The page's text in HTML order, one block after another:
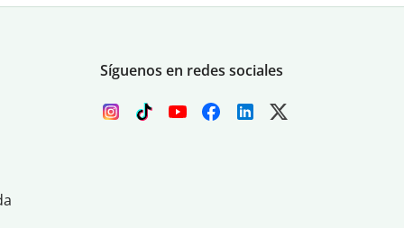
Síguenos en redes sociales